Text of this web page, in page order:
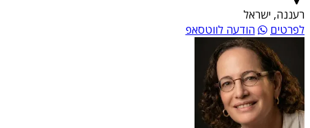
רעננה, ישראל
לפרטים
הודעה לווטסאפ